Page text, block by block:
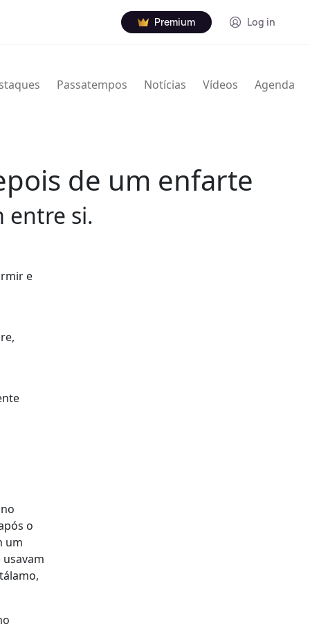
Premium Log in
Passatempos Notícias Vídeos Agenda
de um enfarte
entre si.
e
o
um